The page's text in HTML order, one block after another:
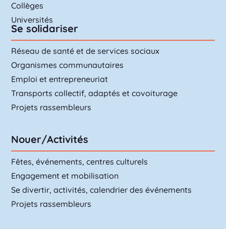
Collèges
Universités
Se solidariser
Réseau de santé et de services sociaux
Organismes communautaires
Emploi et entrepreneuriat
Transports collectif, adaptés et covoiturage
Projets rassembleurs
Nouer/Activités
Fêtes, événements, centres culturels
Engagement et mobilisation
Se divertir, activités, calendrier des événements
Projets rassembleurs